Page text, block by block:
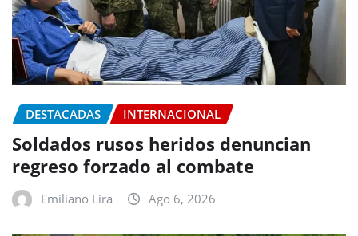
DESTACADAS INTERNACIONAL
Soldados rusos heridos denuncian
regreso forzado al combate
Emiliano Lira Ago 6, 2026